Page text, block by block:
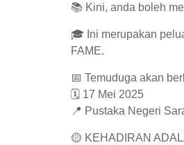
📚 Kini, anda boleh
🎓 Ini merupakan
FAME.
📅 Temuduga akan
🗓 17 Mei 2025
📍 Pustaka Negeri
🟡 KEHADIRAN